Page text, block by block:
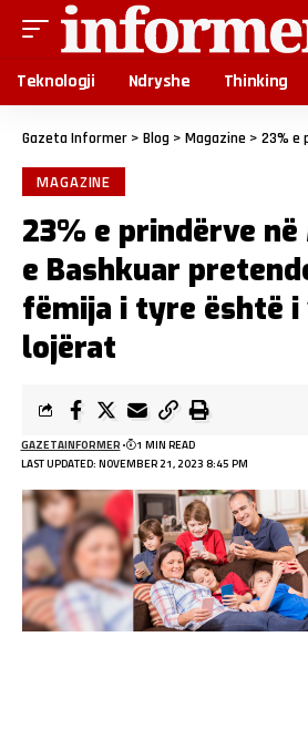
Teknologji Ndryshe Thinking
Gazeta Informer > Blog > Magazine > 23% e prindërve në
MAGAZINE
23% e prindërve
e Bashkuar
fëmija i tyre është i
lojërat
LAST UPDATED: NOVEMBER 21, 2023 8:45 PM
GAZETAINFORMER 1 MIN READ